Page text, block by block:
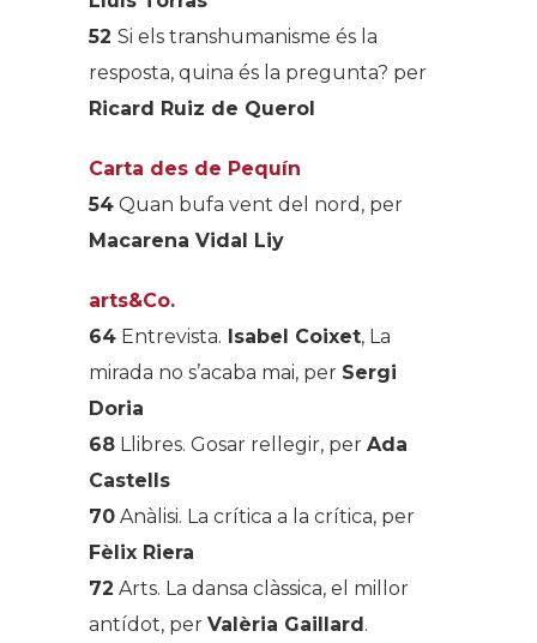
52 Si els transhumanisme és la
resposta, quina és la pregunta? per
Ricard Ruiz de Querol
Carta des de Pequín
54 Quan bufa vent del nord, per
Macarena Vidal Liy
arts&Co.
64 Entrevista. Isabel Coixet, La
mirada no s’acaba mai, per Sergi
Doria
68 Llibres. Gosar rellegir, per Ada
Castells
70 Anàlisi. La crítica a la crítica, per
Fèlix Riera
72 Arts. La dansa clàssica, el millor
antídot, per Valèria Gaillard.